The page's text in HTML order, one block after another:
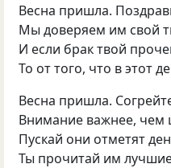
Весна пришла.
Мы доверяем им свой
И если брак твой
То от того, что в этот
Весна пришла.
Внимание важнее, чем
Пускай они отметят
Ты прочитай им